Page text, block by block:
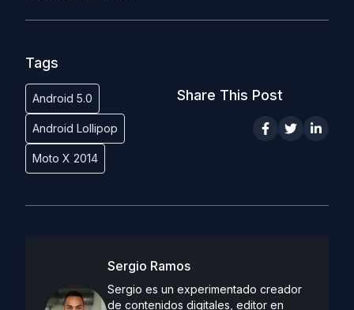
Tags
Android 5.0
Android Lollipop
Moto X 2014
Share This Post
Sergio Ramos
Sergio es un experimentado creador
de contenidos digitales, editor en